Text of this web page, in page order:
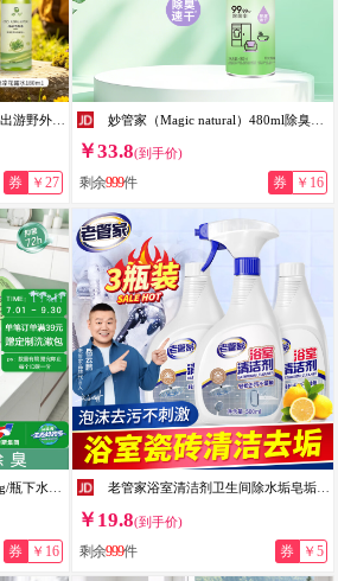
券 ￥27
￥33.8(到手价)
剩余999件 券 ￥16
券 ￥16
￥19.8(到手价)
剩余999件 券 ￥5